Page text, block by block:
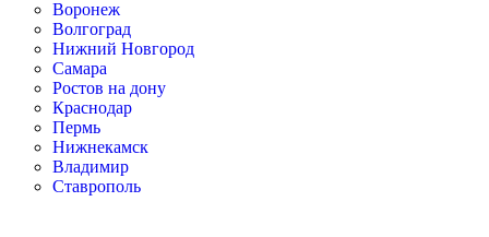
Воронеж
Волгоград
Нижний Новгород
Самара
Ростов на дону
Краснодар
Пермь
Нижнекамск
Владимир
Ставрополь